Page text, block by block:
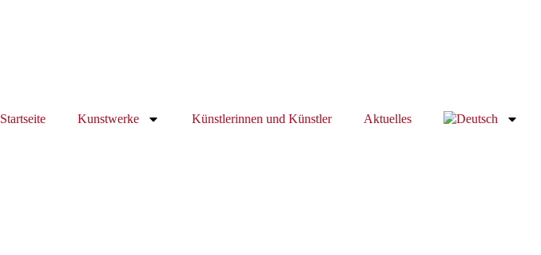
Startseite Kunstwerke Künstlerinnen und Künstler Aktuelles